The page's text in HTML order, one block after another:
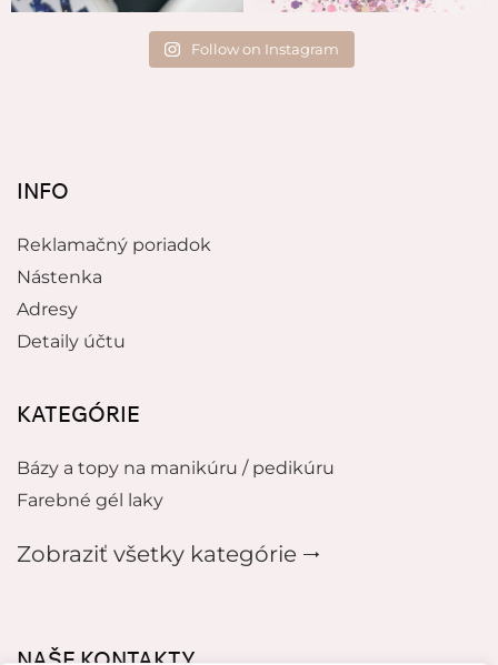
Follow on Instagram
INFO
Reklamačný poriadok
Nástenka
Adresy
Detaily účtu
KATEGÓRIE
Bázy a topy na manikúru / pedikúru
Farebné gél laky
Zobraziť všetky kategórie 🠂
NAŠE KONTAKTY